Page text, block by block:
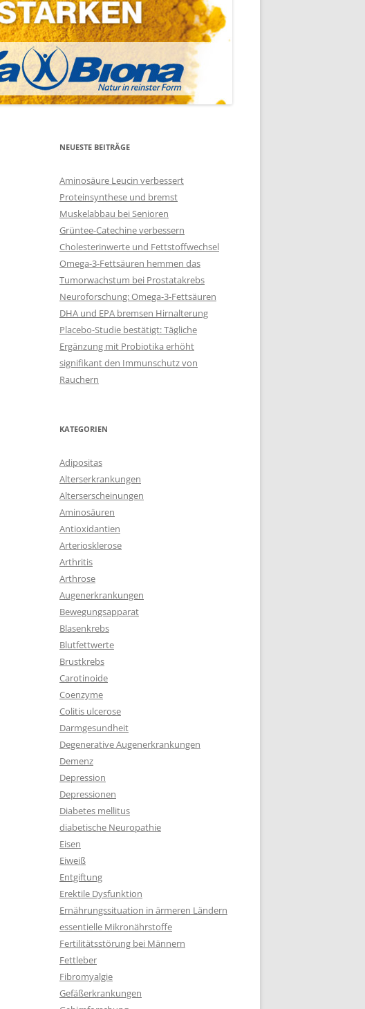
NEUESTE BEITRÄGE
Aminosäure Leucin verbessert
Proteinsynthese und bremst
Muskelabbau bei Senioren
Grüntee-Catechine verbessern
Cholesterinwerte und Fettstoffwechsel
Omega-3-Fettsäuren hemmen das
Tumorwachstum bei Prostatakrebs
Neuroforschung: Omega-3-Fettsäuren
DHA und EPA bremsen Hirnalterung
Placebo-Studie bestätigt: Tägliche
Ergänzung mit Probiotika erhöht
signifikant den Immunschutz von
Rauchern
KATEGORIEN
Adipositas
Alterserkrankungen
Alterserscheinungen
Aminosäuren
Antioxidantien
Arteriosklerose
Arthritis
Arthrose
Augenerkrankungen
Bewegungsapparat
Blasenkrebs
Blutfettwerte
Brustkrebs
Carotinoide
Coenzyme
Colitis ulcerose
Darmgesundheit
Degenerative Augenerkrankungen
Demenz
Depression
Depressionen
Diabetes mellitus
diabetische Neuropathie
Eisen
Eiweiß
Entgiftung
Erektile Dysfunktion
Ernährungssituation in ärmeren Ländern
essentielle Mikronährstoffe
Fertilitätsstörung bei Männern
Fettleber
Fibromyalgie
Gefäßerkrankungen